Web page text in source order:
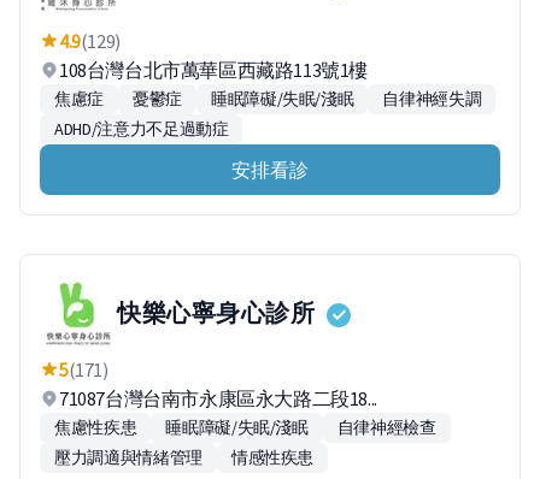
4.9(129)
108台灣台北市萬華區西藏路113號1樓
焦慮症 憂鬱症 睡眠障礙/失眠/淺眠
自律神經失調
ADHD/注意力不足過動症
安排看診
快樂心寧身心診所
5(171)
71087台灣台南市永康區永大路二段18...
焦慮性疾患 睡眠障礙/失眠/淺眠
自律神經檢查
壓力調適與情緒管理
情感性疾患